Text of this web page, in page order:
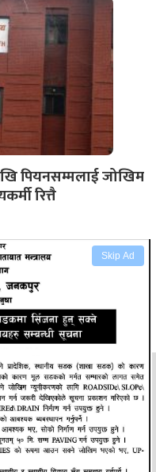
Skip Ad
पियनसम्मलाई जोखिम
रित्तै